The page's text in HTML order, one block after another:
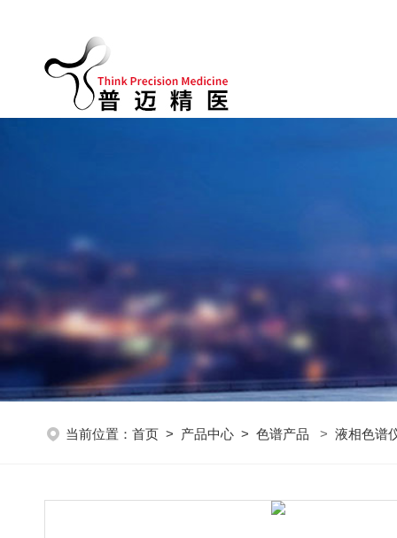
当前位置： 首页 > 产品中心 > 色谱产品 > 液相色谱